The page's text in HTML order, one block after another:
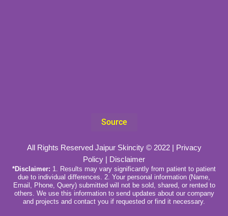
Source
All Rights Reserved Jaipur Skincity © 2022 | Privacy
Policy | Disclaimer
*Disclaimer: 1. Results may vary significantly from patient to patient
due to individual differences. 2. Your personal information (Name,
Email, Phone, Query) submitted will not be sold, shared, or rented to
others. We use this information to send updates about our company
and projects and contact you if requested or find it necessary.